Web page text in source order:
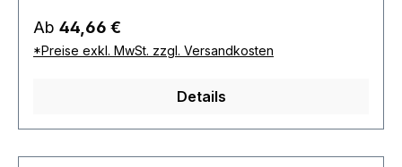
Regulärer Preis:
Ab 44,66 €
*Preise exkl. MwSt. zzgl. Versandkosten
Details